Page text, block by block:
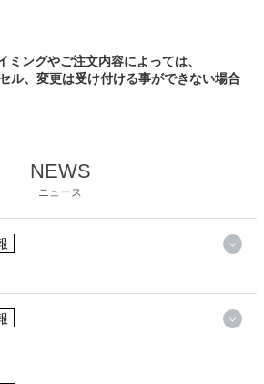
ングやご注文内容によっては、
ル、変更は受け付ける事ができない場合
NEWS
ニュース